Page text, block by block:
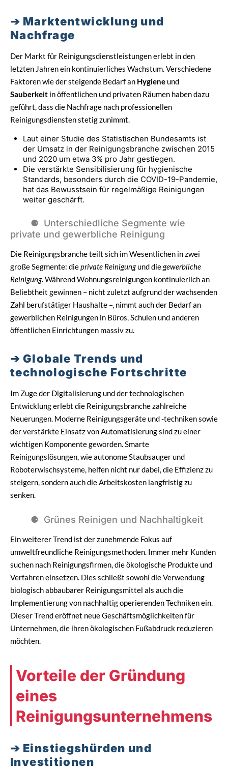
Marktentwicklung und
Nachfrage
Der Markt für Reinigungsdienstleistungen erlebt in den
letzten Jahren ein kontinuierliches Wachstum. Verschiedene
Faktoren wie der steigende Bedarf an Hygiene und
Sauberkeit in öffentlichen und privaten Räumen haben dazu
geführt, dass die Nachfrage nach professionellen
Reinigungsdiensten stetig zunimmt.
Laut einer Studie des Statistischen Bundesamts ist
der Umsatz in der Reinigungsbranche zwischen 2015
und 2020 um etwa 3% pro Jahr gestiegen.
Die verstärkte Sensibilisierung für hygienische
Standards, besonders durch die COVID-19-Pandemie,
hat das Bewusstsein für regelmäßige Reinigungen
weiter geschärft.
Unterschiedliche Segmente wie
private und gewerbliche Reinigung
Die Reinigungsbranche teilt sich im Wesentlichen in zwei
große Segmente: dieprivate Reinigungund diegewerbliche
Reinigung. Während Wohnungsreinigungen kontinuierlich an
Beliebtheit gewinnen – nicht zuletzt aufgrund der wachsenden
Zahl berufstätiger Haushalte –, nimmt auch der Bedarf an
gewerblichen Reinigungen in Büros, Schulen und anderen
öffentlichen Einrichtungen massiv zu.
Globale Trends und
technologische Fortschritte
Im Zuge der Digitalisierung und der technologischen
Entwicklung erlebt die Reinigungsbranche zahlreiche
Neuerungen. Moderne Reinigungsgeräte und -techniken sowie
der verstärkte Einsatz von Automatisierung sind zu einer
wichtigen Komponente geworden. Smarte
Reinigungslösungen, wie autonome Staubsauger und
Roboterwischsysteme, helfen nicht nur dabei, die Effizienz zu
steigern, sondern auch die Arbeitskosten langfristig zu
senken.
Grünes Reinigen und Nachhaltigkeit
Ein weiterer Trend ist der zunehmende Fokus auf
umweltfreundliche Reinigungsmethoden. Immer mehr Kunden
suchen nach Reinigungsfirmen, die ökologische Produkte und
Verfahren einsetzen. Dies schließt sowohl die Verwendung
biologisch abbaubarer Reinigungsmittel als auch die
Implementierung von nachhaltig operierenden Techniken ein.
Dieser Trend eröffnet neue Geschäftsmöglichkeiten für
Unternehmen, die ihren ökologischen Fußabdruck reduzieren
möchten.
Vorteile der Gründung
eines
Reinigungsunternehmens
Einstiegshürden und
Investitionen